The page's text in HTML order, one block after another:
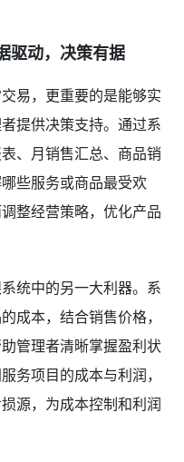
驱动，决策有据
易，更重要的是能够实
提供决策支持。通过系
、月销售汇总、商品销
些服务或商品最受欢
整经营策略，优化产品
统中的另一大利器。系
成本，结合销售价格，
管理者清晰掌握盈利状
务项目的成本与利润，
源，为成本控制和利润